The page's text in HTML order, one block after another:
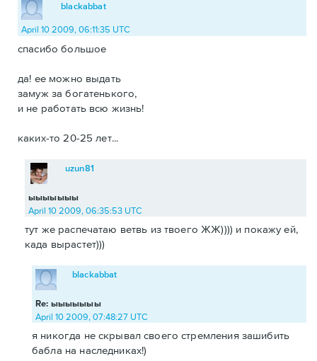
blackabbat
April 10 2009, 06:11:35 UTC
спасибо большое
да! ее можно выдать
замуж за богатенького,
и не работать всю жизнь!
каких-то 20-25 лет...
ыыыыыыы
uzun81
April 10 2009, 06:35:53 UTC
тут же распечатаю ветвь из твоего ЖЖ)))) и покажу ей,
када вырастет)))
Re: ыыыыыыы
blackabbat
April 10 2009, 07:48:27 UTC
я никогда не скрывал своего стремления зашибить
бабла на наследниках!)